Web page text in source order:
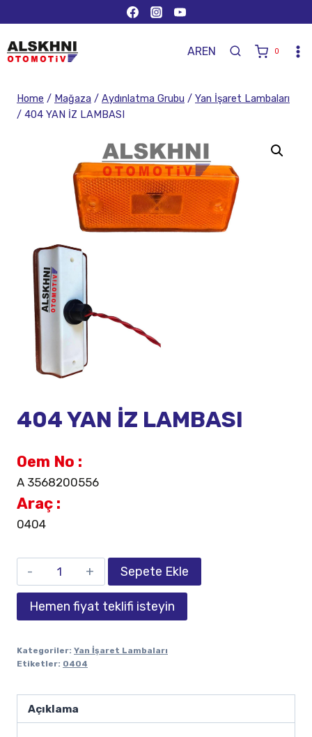
AREN 0
Home / Mağaza / Aydınlatma Grubu / Yan İşaret Lambaları
/ 404 YAN İZ LAMBASI
404 YAN İZ LAMBASI
Oem No :
A 3568200556
Araç :
0404
Sepete Ekle
Hemen fiyat teklifi isteyin
Kategoriler: Yan İşaret Lambaları
Etiketler: 0404
Açıklama